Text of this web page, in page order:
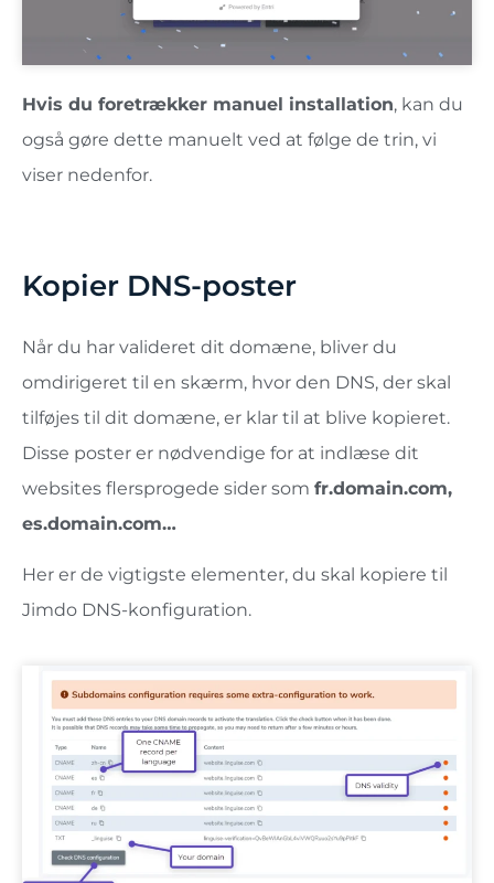
Hvis du foretrækker manuel installation, kan du
også gøre dette manuelt ved at følge de trin, vi
viser nedenfor.
Kopier DNS-poster
Når du har valideret dit domæne, bliver du
omdirigeret til en skærm, hvor den DNS, der skal
tilføjes til dit domæne, er klar til at blive kopieret.
Disse poster er nødvendige for at indlæse dit
websites flersprogede sider som fr.domain.com,
es.domain.com…
Her er de vigtigste elementer, du skal kopiere til
Jimdo DNS-konfiguration.